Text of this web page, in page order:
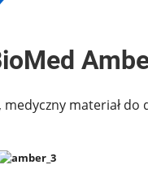
materiał do